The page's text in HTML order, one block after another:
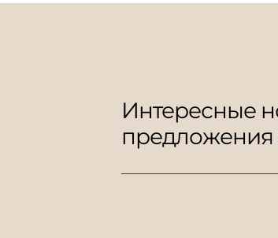
Интересные
предложения